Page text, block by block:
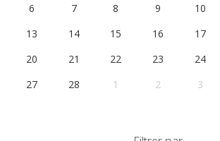
6
7 8 9 10
13
14 15 16 17
20
21 22 23 24
27
28 1 2 3